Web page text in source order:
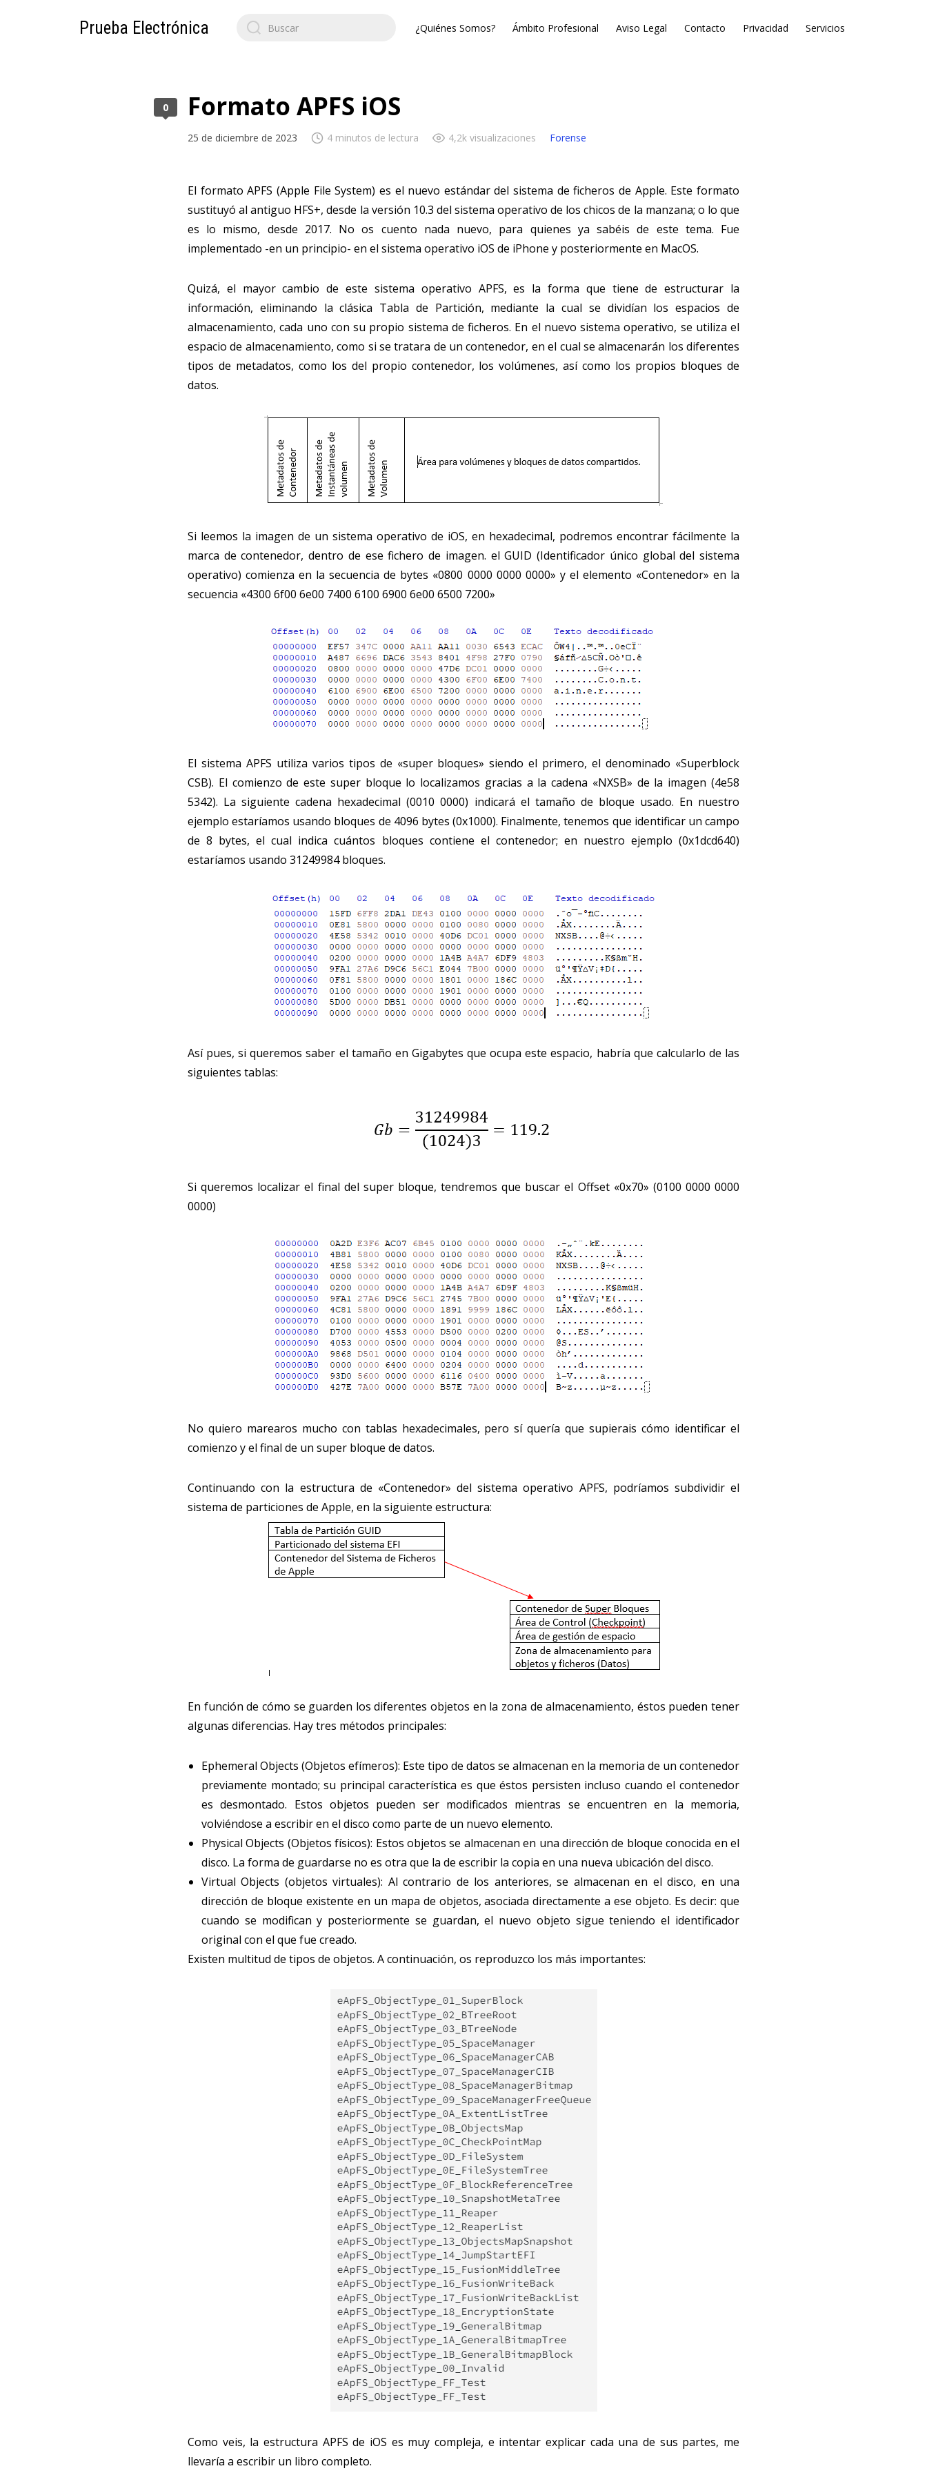
Prueba Electrónica
Search
for:
¿Quiénes Somos? Ámbito Profesional Aviso Legal Contacto Privacidad Servicios
Formato APFS iOS
25 de diciembre de 2023 4 minutos de lectura 4,2k visualizaciones Forense
El formato APFS (Apple File System) es el nuevo estándar del sistema de ficheros de Apple. Este formato
sustituyó al antiguo HFS+, desde la versión 10.3 del sistema operativo de los chicos de la manzana; o lo que
es lo mismo, desde 2017. No os cuento nada nuevo, para quienes ya sabéis de este tema. Fue
implementado -en un principio- en el sistema operativo iOS de iPhone y posteriormente en MacOS.
Quizá, el mayor cambio de este sistema operativo APFS, es la forma que tiene de estructurar la
información, eliminando la clásica Tabla de Partición, mediante la cual se dividían los espacios de
almacenamiento, cada uno con su propio sistema de ficheros. En el nuevo sistema operativo, se utiliza el
espacio de almacenamiento, como si se tratara de un contenedor, en el cual se almacenarán los diferentes
tipos de metadatos, como los del propio contenedor, los volúmenes, así como los propios bloques de
datos.
Si leemos la imagen de un sistema operativo de iOS, en hexadecimal, podremos encontrar fácilmente la
marca de contenedor, dentro de ese fichero de imagen. el GUID (Identificador único global del sistema
operativo) comienza en la secuencia de bytes «0800 0000 0000 0000» y el elemento «Contenedor» en la
secuencia «4300 6f00 6e00 7400 6100 6900 6e00 6500 7200»
El sistema APFS utiliza varios tipos de «super bloques» siendo el primero, el denominado «Superblock
CSB). El comienzo de este super bloque lo localizamos gracias a la cadena «NXSB» de la imagen (4e58
5342). La siguiente cadena hexadecimal (0010 0000) indicará el tamaño de bloque usado. En nuestro
ejemplo estaríamos usando bloques de 4096 bytes (0x1000). Finalmente, tenemos que identificar un campo
de 8 bytes, el cual indica cuántos bloques contiene el contenedor; en nuestro ejemplo (0x1dcd640)
estaríamos usando 31249984 bloques.
Así pues, si queremos saber el tamaño en Gigabytes que ocupa este espacio, habría que calcularlo de las
siguientes tablas:
Si queremos localizar el final del super bloque, tendremos que buscar el Offset «0x70» (0100 0000 0000
0000)
No quiero marearos mucho con tablas hexadecimales, pero sí quería que supierais cómo identificar el
comienzo y el final de un super bloque de datos.
Continuando con la estructura de «Contenedor» del sistema operativo APFS, podríamos subdividir el
sistema de particiones de Apple, en la siguiente estructura:
En función de cómo se guarden los diferentes objetos en la zona de almacenamiento, éstos pueden tener
algunas diferencias. Hay tres métodos principales:
Ephemeral Objects (Objetos efímeros): Este tipo de datos se almacenan en la memoria de un contenedor
previamente montado; su principal característica es que éstos persisten incluso cuando el contenedor
es desmontado. Estos objetos pueden ser modificados mientras se encuentren en la memoria,
volviéndose a escribir en el disco como parte de un nuevo elemento.
Physical Objects (Objetos físicos): Estos objetos se almacenan en una dirección de bloque conocida en el
disco. La forma de guardarse no es otra que la de escribir la copia en una nueva ubicación del disco.
Virtual Objects (objetos virtuales): Al contrario de los anteriores, se almacenan en el disco, en una
dirección de bloque existente en un mapa de objetos, asociada directamente a ese objeto. Es decir: que
cuando se modifican y posteriormente se guardan, el nuevo objeto sigue teniendo el identificador
original con el que fue creado.
Existen multitud de tipos de objetos. A continuación, os reproduzco los más importantes:
Como veis, la estructura APFS de iOS es muy compleja, e intentar explicar cada una de sus partes, me
llevaría a escribir un libro completo.
0